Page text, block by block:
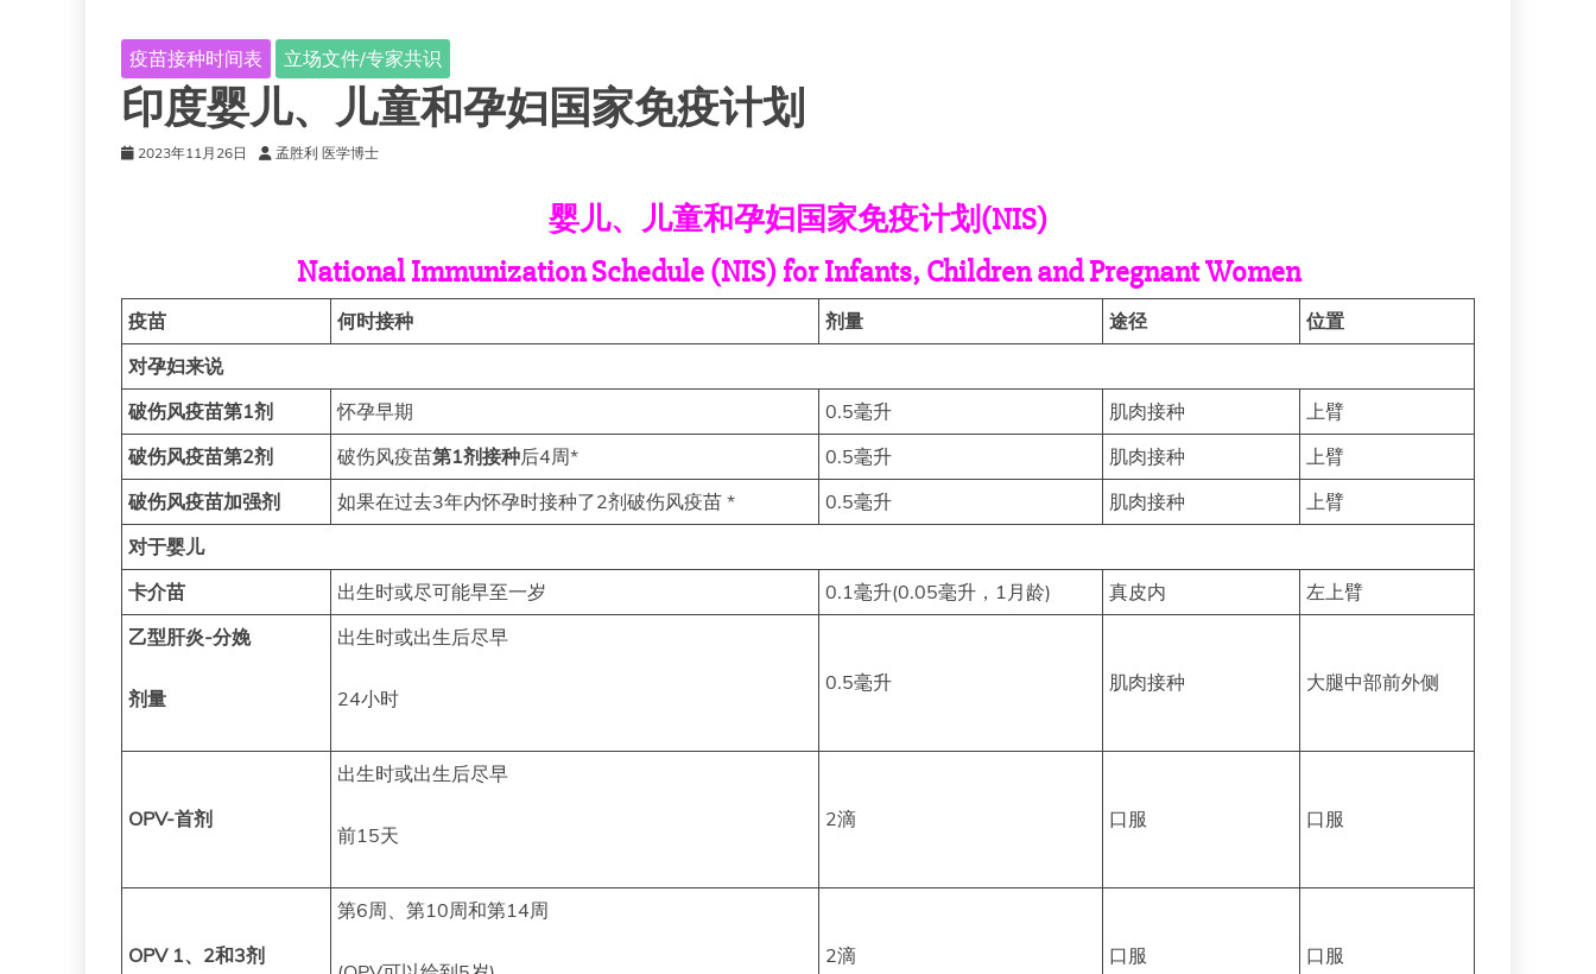
疫苗接种时间表 立场文件/专家共识
印度婴儿、儿童和孕妇国家免疫计划
2023年11月26日 孟胜利 医学博士
婴儿、儿童和孕妇国家免疫计划(NIS)
National Immunization Schedule (NIS) for Infants, Children and Pregnant Women
疫苗 何时接种 剂量 途径
位置
对孕妇来说
破伤风疫苗第1剂
怀孕早期 0.5毫升 肌肉接种
上臂
破伤风疫苗第2剂
破伤风疫苗第1剂接种后4周* 0.5毫升 肌肉接种
上臂
破伤风疫苗加强剂
如果在过去3年内怀孕时接种了2剂破伤风疫苗 * 0.5毫升 肌肉接种
上臂
对于婴儿
卡介苗
出生时或尽可能早至一岁 0.1毫升(0.05毫升，1月龄) 真皮内
左上臂
乙型肝炎-分娩
剂量
出生时或出生后尽早
24小时
0.5毫升 肌肉接种 大腿中部前外侧
OPV-首剂
出生时或出生后尽早
前15天
2滴 口服 口服
OPV 1、2和3剂
第6周、第10周和第14周
2滴 口服 口服